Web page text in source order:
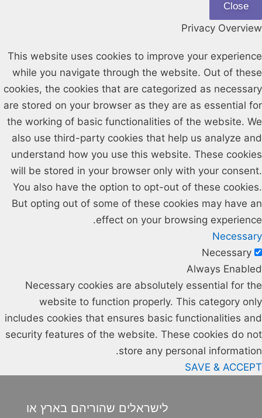
Close
Privacy Overview
This website uses cookies to improve your experience
while you navigate through the website. Out of these
cookies, the cookies that are categorized as necessary
are stored on your browser as they are as essential for
the working of basic functionalities of the website. We
also use third-party cookies that help us analyze and
understand how you use this website. These cookies
will be stored in your browser only with your consent.
You also have the option to opt-out of these cookies.
But opting out of some of these cookies may have an
effect on your browsing experience.
Necessary
Necessary
Always Enabled
Necessary cookies are absolutely essential for the
website to function properly. This category only
includes cookies that ensures basic functionalities and
security features of the website. These cookies do not
store any personal information.
SAVE & ACCEPT
לישראלים שהוריהם בארץ או